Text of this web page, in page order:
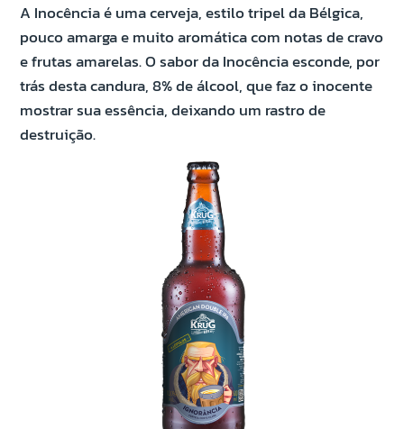
A Inocência é uma cerveja, estilo tripel da Bélgica,
pouco amarga e muito aromática com notas de cravo
e frutas amarelas. O sabor da Inocência esconde, por
trás desta candura, 8% de álcool, que faz o inocente
mostrar sua essência, deixando um rastro de
destruição.